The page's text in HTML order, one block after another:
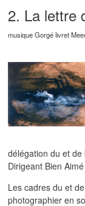
2. La lettre
musique Gorgé livret
délégation du et
Dirigeant Bien
Les cadres du et
photographier en